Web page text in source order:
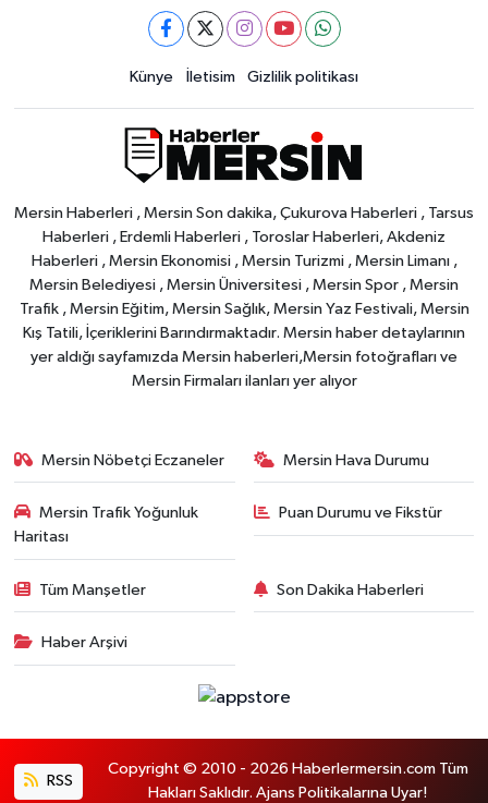
Künye İletisim Gizlilik politikası
Mersin Haberleri , Mersin Son dakika, Çukurova Haberleri , Tarsus
Haberleri , Erdemli Haberleri , Toroslar Haberleri, Akdeniz
Haberleri , Mersin Ekonomisi , Mersin Turizmi , Mersin Limanı ,
Mersin Belediyesi , Mersin Üniversitesi , Mersin Spor , Mersin
Trafik , Mersin Eğitim, Mersin Sağlık, Mersin Yaz Festivali, Mersin
Kış Tatili, İçeriklerini Barındırmaktadır. Mersin haber detaylarının
yer aldığı sayfamızda Mersin haberleri,Mersin fotoğrafları ve
Mersin Firmaları ilanları yer alıyor
Mersin Nöbetçi Eczaneler Mersin Hava Durumu
Mersin Trafik Yoğunluk
Haritası
Puan Durumu ve Fikstür
Tüm Manşetler Son Dakika Haberleri
Haber Arşivi
RSS
Copyright © 2010 - 2026 Haberlermersin.com Tüm
Hakları Saklıdır. Ajans Politikalarına Uyar!